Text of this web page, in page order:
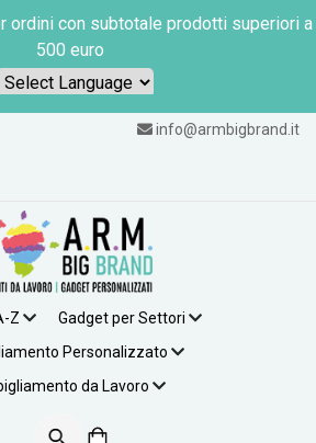
ordini con subtotale prodotti superiori a
500 euro
Powered by
info@armbigbrand.it
Z
Gadget per Settori
Personalizzato
da Lavoro